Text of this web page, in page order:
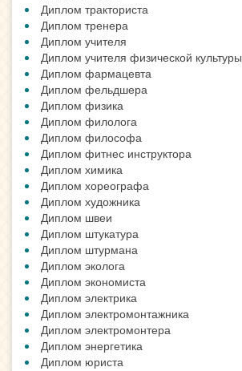
Диплом тракториста
Диплом тренера
Диплом учителя
Диплом учителя физической культуры
Диплом фармацевта
Диплом фельдшера
Диплом физика
Диплом филолога
Диплом философа
Диплом фитнес инструктора
Диплом химика
Диплом хореографа
Диплом художника
Диплом швеи
Диплом штукатура
Диплом штурмана
Диплом эколога
Диплом экономиста
Диплом электрика
Диплом электромонтажника
Диплом электромонтера
Диплом энергетика
Диплом юриста